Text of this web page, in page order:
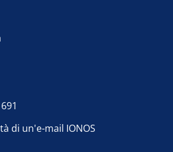
di un'e-mail IONOS